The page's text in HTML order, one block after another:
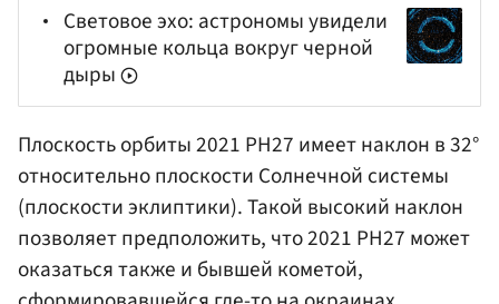
Световое эхо: астрономы увидели
огромные кольца вокруг черной
дыры
Плоскость орбиты 2021 PH27 имеет наклон в 32°
относительно плоскости Солнечной системы
(плоскости эклиптики). Такой высокий наклон
позволяет предположить, что 2021 PH27 может
оказаться также и бывшей кометой,